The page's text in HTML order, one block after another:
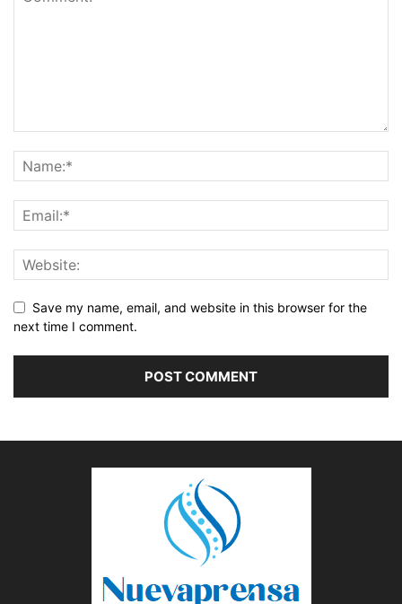
Save my name, email, and website in this browser for the
next time I comment.